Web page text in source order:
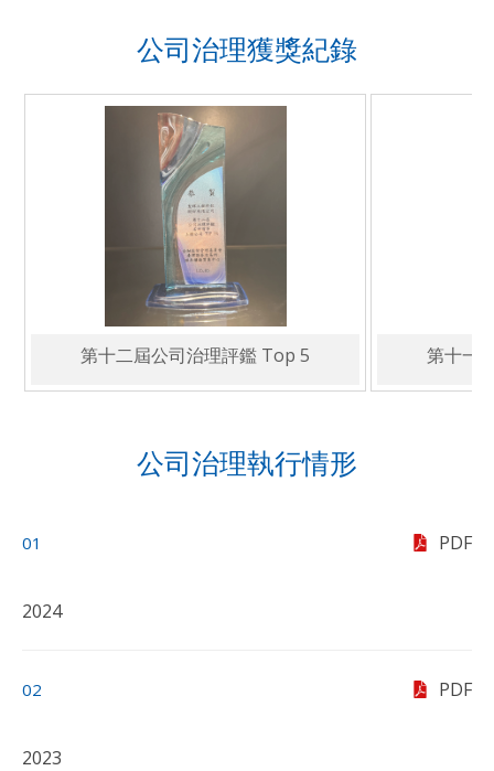
公司治理獲獎紀錄
第十二屆公司治理評鑑 Top 5 第十一
公司治理執行情形
01
2024
PDF
02
2023
PDF